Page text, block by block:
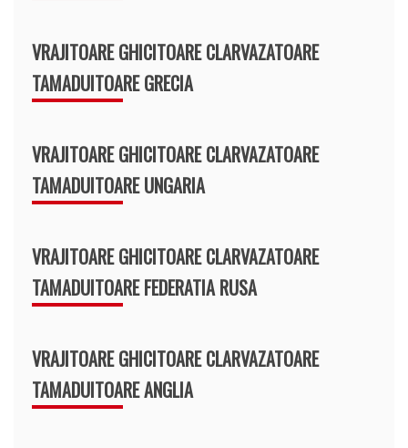
VRAJITOARE GHICITOARE CLARVAZATOARE
TAMADUITOARE GRECIA
VRAJITOARE GHICITOARE CLARVAZATOARE
TAMADUITOARE UNGARIA
VRAJITOARE GHICITOARE CLARVAZATOARE
TAMADUITOARE FEDERATIA RUSA
VRAJITOARE GHICITOARE CLARVAZATOARE
TAMADUITOARE ANGLIA